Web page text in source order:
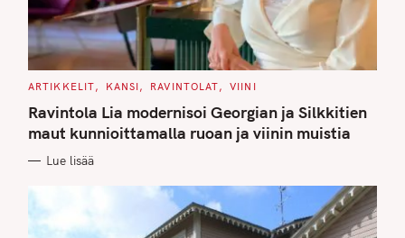
C
T
E
G
O
I
ARTIKKELIT KANSI RAVINTOLAT VIINI
Ravintola Lia modernisoi Georgian ja Silkkitien
maut kunnioittamalla ruoan ja viinin muistia
Lue lisää